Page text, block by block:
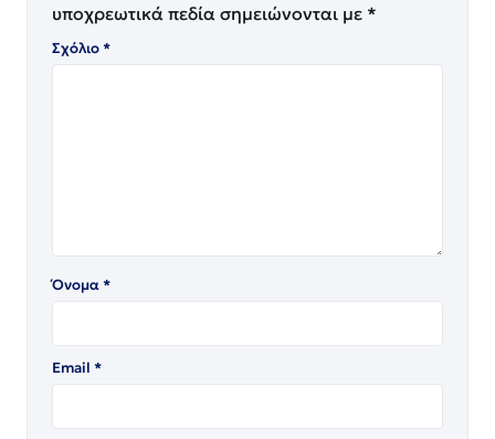
υποχρεωτικά πεδία σημειώνονται με *
Σχόλιο*
Όνομα*
Email *